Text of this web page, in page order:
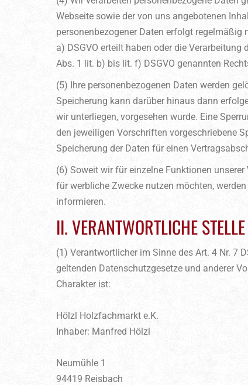
Webseite sowie der von uns angebotenen
personenbezogener Daten erfolgt regelmäßig
a) DSGVO erteilt haben oder die
Abs. 1 lit. b) bis lit. f) DSGVO genannten
(5) Ihre personenbezogenen Daten werden
Speicherung kann darüber hinaus dann
wir unterliegen, vorgesehen wurde. Eine
den jeweiligen Vorschriften vorgeschriebene
Speicherung der Daten für einen
(6) Soweit wir für einzelne Funktionen
für werbliche Zwecke nutzen möchten,
informieren.
II. VERANTWORTLICHE STELLE
(1) Verantwortlicher im Sinne des Art. 4 Nr. 7
geltenden Datenschutzgesetze und anderer
Charakter ist:
Hölzl Holzfachmarkt e.K.
Inhaber: Manfred Hölzl
Neumühle 1
94419 Reisbach